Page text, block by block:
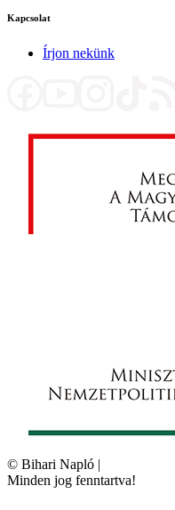
Kapcsolat
Írjon nekünk
© Bihari Napló |
Minden jog fenntartva!